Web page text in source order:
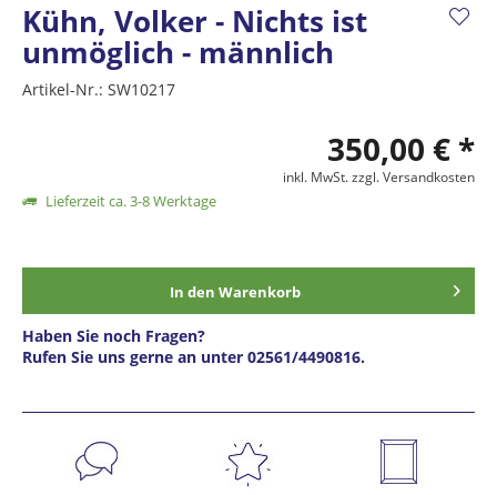
Kühn, Volker - Nichts ist
unmöglich - männlich
Artikel-Nr.: SW10217
350,00 € *
inkl. MwSt.zzgl. Versandkosten
Lieferzeit ca. 3-8 Werktage
In den Warenkorb
Haben Sie noch Fragen?
Rufen Sie uns gerne an unter 02561/4490816.
Preis anfragen